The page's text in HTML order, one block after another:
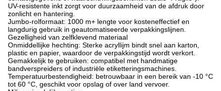
UV-resistente inkt zorgt voor duurzaamheid van de afdruk door
zonlicht en hantering.
Jumbo-rolformaat: 1000 m+ lengte voor kosteneffectief en
langdurig gebruik in geautomatiseerde verpakkingslijnen.
Gezelligheid van zelfklevend materiaal
Onmiddellijke hechting: Sterke acryllijm bindt snel aan karton,
plastic en papier, waardoor de verpakkingstijd wordt verkort.
Gemakkelijk te gebruiken: compatibel met handmatige
bandverspreiders of industriële etiketteringsmachines.
Temperatuurbestendigheid: betrouwbaar in een bereik van -10 °C
tot 60 °C, geschikt voor opslag of over land vervoer.